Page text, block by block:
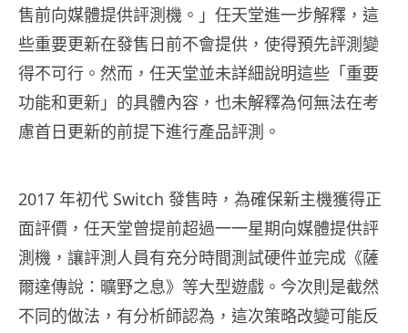
售前向媒體提供評測機。」任天堂進一步解釋，這
些重要更新在發售日前不會提供，使得預先評測變
得不可行。然而，任天堂並未詳細說明這些「重要
功能和更新」的具體內容，也未解釋為何無法在考
慮首日更新的前提下進行產品評測。
2017 年初代 Switch 發售時，為確保新主機獲得正
面評價，任天堂曾提前超過一一星期向媒體提供評
測機，讓評測人員有充分時間測試硬件並完成《薩
爾達傳說：曠野之息》等大型遊戲。今次則是截然
不同的做法，有分析師認為，這次策略改變可能反